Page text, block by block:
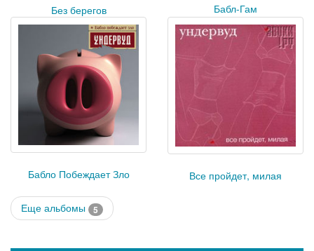
Без берегов Бабл-Гам
Бабло Побеждает Зло Все пройдет, милая
Еще альбомы 5